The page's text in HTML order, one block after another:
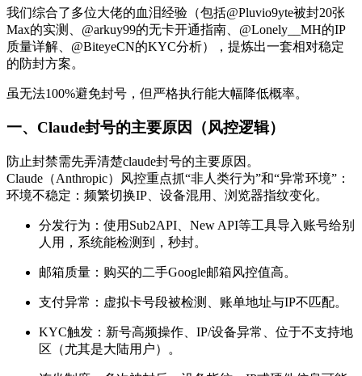
我们综合了多位大佬的血泪经验（包括@Pluvio9yte被封20张
Max的实测、@arkuy99的无卡开通指南、@Lonely__MH的IP
质量详解、@BiteyeCN的KYC分析），提炼出一套相对稳定
的防封方案。
虽无法100%避免封号，但严格执行能大幅降低概率。
一、Claude封号的主要原因（风控逻辑）
防止封禁需先弄清楚claude封号的主要原因。
Claude（Anthropic）风控重点抓“非人类行为”和“异常环境”：
环境不稳定：频繁切换IP、设备混用、浏览器指纹变化。
分发行为：使用Sub2API、New API等工具导入账号给别
人用，系统能检测到，秒封。
邮箱质量：购买的二手Google邮箱风控值高。
支付异常：虚拟卡号段被检测、账单地址与IP不匹配。
KYC触发：新号高频操作、IP/设备异常、位于不支持地
区（尤其是大陆用户）。